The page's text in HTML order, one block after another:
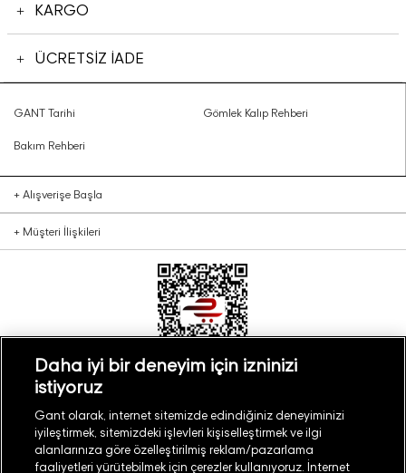
KARGO
ÜCRETSİZ İADE
GANT Tarihi Gömlek Kalıp Rehberi
Bakım Rehberi
+ Alışverişe Başla
+ Müşteri İlişkileri
Türkiye Mağaza Bul
Daha iyi bir deneyim için izninizi
istiyoruz
Gant olarak, internet sitemizde edindiğiniz deneyiminizi
iyileştirmek, sitemizdeki işlevleri kişiselleştirmek ve ilgi
alanlarınıza göre özelleştirilmiş reklam/pazarlama
faaliyetleri yürütebilmek için çerezler kullanıyoruz. İnternet